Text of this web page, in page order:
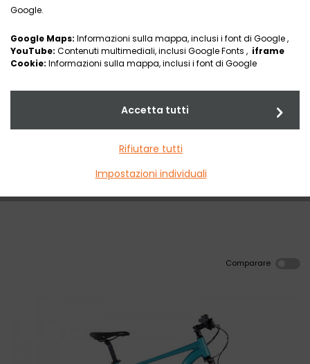
FULL-E
Comparare
Google.
Google Maps: Informazioni sulla mappa, inclusi i font di Google ,
YouTube: Contenuti multimediali, inclusi Google Fonts , iframe
Cookie: Informazioni sulla mappa, inclusi i font di Google
Impostazioni individuali
Rifiutare tutti
Accetta tutti